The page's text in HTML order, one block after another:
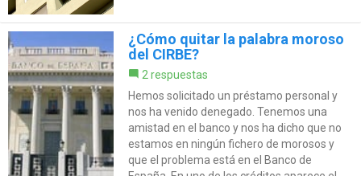
¿Cómo quitar la palabra moroso
del CIRBE?
2 respuestas
Hemos solicitado un préstamo personal y
nos ha venido denegado. Tenemos una
amistad en el banco y nos ha dicho que no
estamos en ningún fichero de morosos y
que el problema está en el Banco de